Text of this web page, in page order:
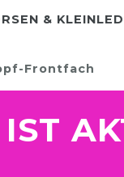
&
Frontfach